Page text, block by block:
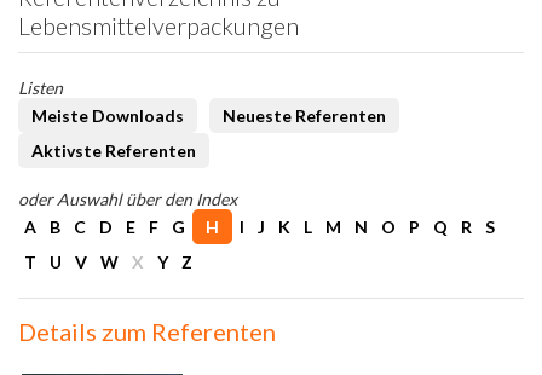
Lebensmittelverpackungen
Listen
Meiste Downloads
Neueste Referenten
Aktivste Referenten
oder Auswahl über den Index
A
B C D E F G H I J K L M N O P Q R
S
T
U V W X Y Z
Details zum Referenten